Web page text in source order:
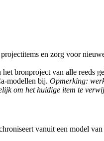
en zorg voor
het bronproject van alle reeds
modellen bij. Opmerking:
om het huidige item te
vanuit een model